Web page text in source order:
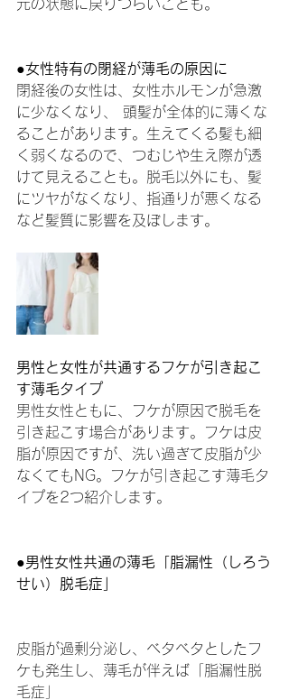
元の状態に戻りづらいことも。
●女性特有の閉経が薄毛の原因に
閉経後の女性は、女性ホルモンが急激
に少なくなり、 頭髪が全体的に薄くな
ることがあります。生えてくる髪も細
く弱くなるので、つむじや生え際が透
けて見えることも。脱毛以外にも、髪
にツヤがなくなり、指通りが悪くなる
など髪質に影響を及ぼします。
男性と女性が共通するフケが引き起こ
す薄毛タイプ
男性女性ともに、フケが原因で脱毛を
引き起こす場合があります。フケは皮
脂が原因ですが、洗い過ぎて皮脂が少
なくてもNG。フケが引き起こす薄毛タ
イプを2つ紹介します。
●男性女性共通の薄毛「脂漏性（しろう
せい）脱毛症」
皮脂が過剰分泌し、ベタベタとしたフ
ケも発生し、薄毛が伴えば「脂漏性脱
毛症」